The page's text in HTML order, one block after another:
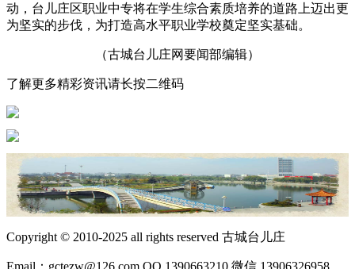
动，台儿庄区职业中专将在学生综合素质培养的道路上迈出更
为坚实的步伐，为打造高水平职业学校奠定坚实基础。
（古城台儿庄网要闻部编辑）
了解更多精彩资讯请长按二维码
Copyright © 2010-2025 all rights reserved 古城台儿庄